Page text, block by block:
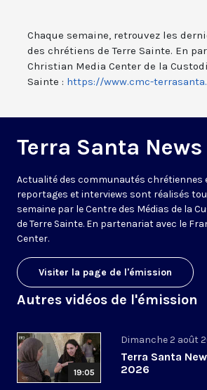
Chaque semaine, retrouvez les
des chrétiens de Terre Sainte. En
Christian Media Center de la
Sainte : https://www.cmc-
Terra Santa News
Actualité des communautés chrétiennes
reportages et interviews sont réalisés
semaine par le Centre des Médias de la
de Terre Sainte. En partenariat avec le
Center.
Visiter la page de l'émission
Autres vidéos de l'émission
19:05
Dimanche 2 août
Terra Santa
2026